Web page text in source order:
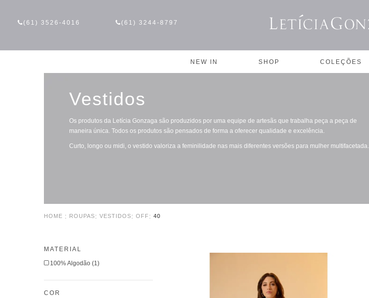
(61) 3526-4016 (61) 3244-8797
NEW IN SHOP COLEÇÕES
Vestidos
Os produtos da Letícia Gonzaga são produzidos por uma equipe de artesãs que trabalha peça a peça de
maneira única. Todos os produtos são pensados de forma a oferecer qualidade e excelência.
Curto, longo ou midi, o vestido valoriza a feminilidade nas mais diferentes versões para mulher multifacetada.
HOME ROUPAS VESTIDOS OFF 40
MATERIAL
100% Algodão (1)
COR